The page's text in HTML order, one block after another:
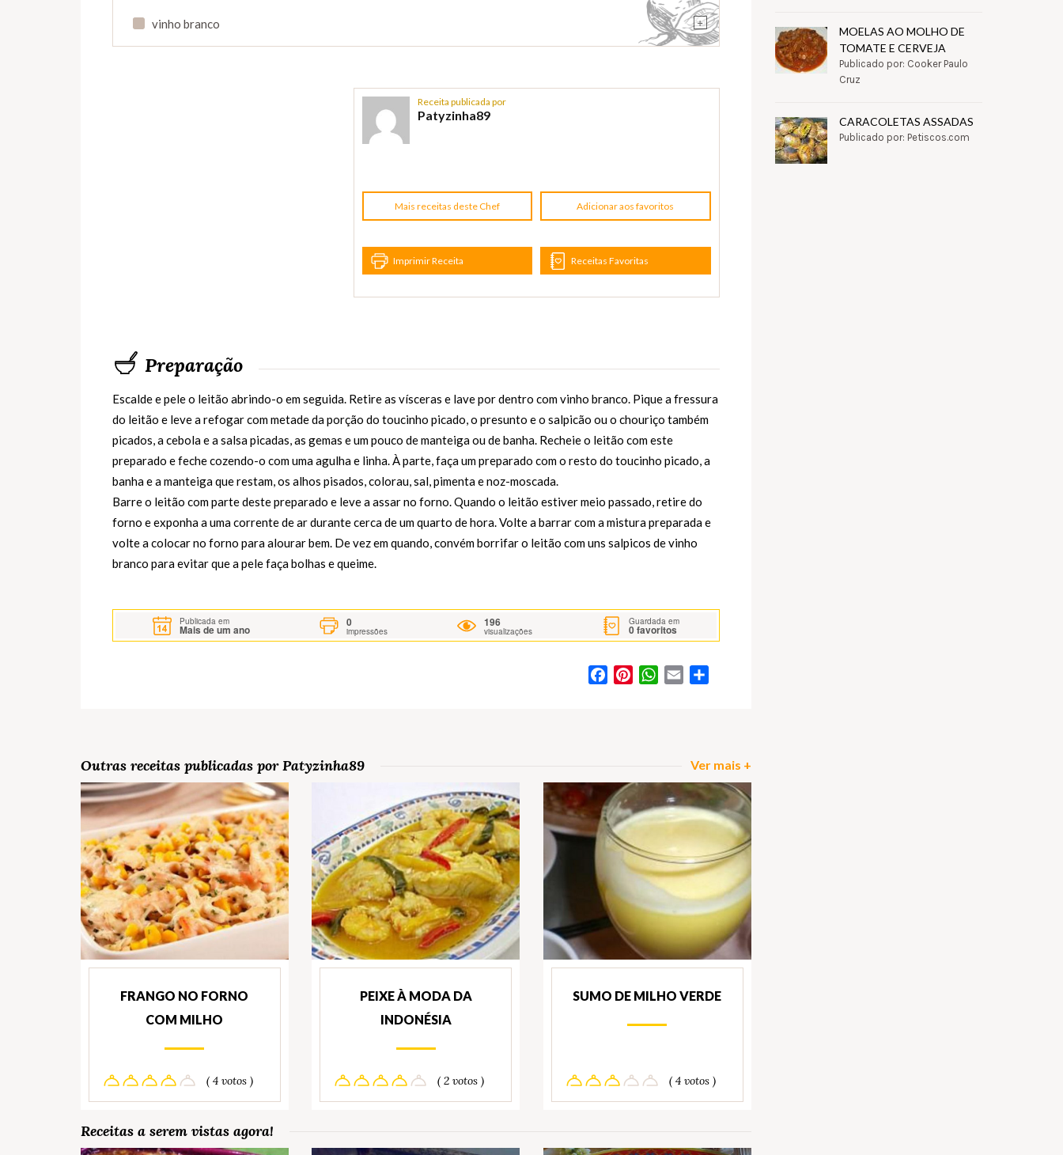
+
vinho branco
Receita publicada por
Patyzinha89
Mais receitas deste Chef Adicionar aos favoritos
Imprimir Receita Receitas Favoritas
Preparação
Escalde e pele o leitão abrindo-o em seguida. Retire as vísceras e lave por dentro com vinho branco. Pique a fressura
do leitão e leve a refogar com metade da porção do toucinho picado, o presunto e o salpicão ou o chouriço também
picados, a cebola e a salsa picadas, as gemas e um pouco de manteiga ou de banha. Recheie o leitão com este
preparado e feche cozendo-o com uma agulha e linha. À parte, faça um preparado com o resto do toucinho picado, a
banha e a manteiga que restam, os alhos pisados, colorau, sal, pimenta e noz-moscada.
Barre o leitão com parte deste preparado e leve a assar no forno. Quando o leitão estiver meio passado, retire do
forno e exponha a uma corrente de ar durante cerca de um quarto de hora. Volte a barrar com a mistura preparada e
volte a colocar no forno para alourar bem. De vez em quando, convém borrifar o leitão com uns salpicos de vinho
branco para evitar que a pele faça bolhas e queime.
Publicada em
Mais de um ano
0
impressões
196
visualizações
Guardada em
0favoritos
FacebookPinterestWhatsApp
Email
Outras receitas publicadas por Patyzinha89 Ver mais +
FRANGO NO FORNO
COM MILHO
( 4 votos )
PEIXE À MODA DA
INDONÉSIA
( 2 votos )
SUMO DE MILHO VERDE
( 4 votos )
Receitas a serem vistas agora!
MOELAS AO MOLHO DE
TOMATE E CERVEJA
Publicado por: Cooker Paulo
Cruz
CARACOLETAS ASSADAS
Publicado por: Petiscos.com